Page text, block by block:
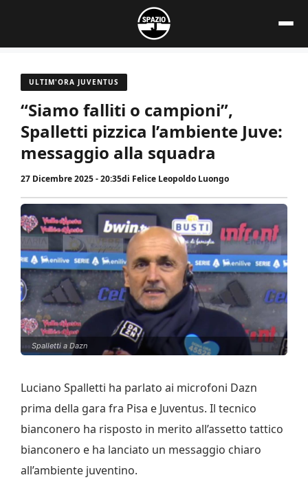
contenuto
ULTIM'ORA JUVENTUS
“Siamo falliti o campioni”,
Spalletti pizzica l’ambiente Juve:
messaggio alla squadra
27 Dicembre 2025 - 20:35di Felice Leopoldo Luongo
Spalletti a Dazn
Luciano Spalletti ha parlato ai microfoni Dazn
prima della gara fra Pisa e Juventus. Il tecnico
bianconero ha risposto in merito all’assetto tattico
bianconero e ha lanciato un messaggio chiaro
all’ambiente juventino.